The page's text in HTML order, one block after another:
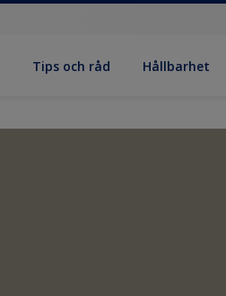
Tips och råd Hållbarhet